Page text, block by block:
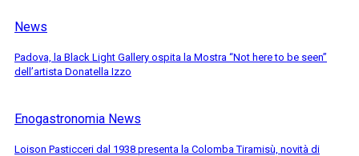
News
Padova, la Black Light Gallery ospita la Mostra “Not here to be seen”
dell’artista Donatella Izzo
Enogastronomia News
Loison Pasticceri dal 1938 presenta la Colomba Tiramisù, novità di